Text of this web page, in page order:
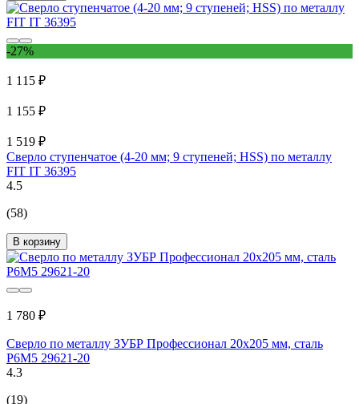
-27%
1 115 ₽
1 155 ₽
1 519 ₽
Сверло ступенчатое (4-20 мм; 9 ступеней; HSS) по металлу
FIT IT 36395
4.5
(58)
В корзину
1 780 ₽
Сверло по металлу ЗУБР Профессионал 20х205 мм, сталь
Р6М5 29621-20
4.3
(19)